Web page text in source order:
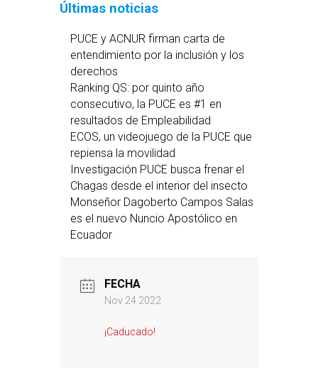
Últimas noticias
PUCE y ACNUR firman carta de
entendimiento por la inclusión y los
derechos
Ranking QS: por quinto año
consecutivo, la PUCE es #1 en
resultados de Empleabilidad
ECOS, un videojuego de la PUCE que
repiensa la movilidad
Investigación PUCE busca frenar el
Chagas desde el interior del insecto
Monseñor Dagoberto Campos Salas
es el nuevo Nuncio Apostólico en
Ecuador
FECHA
Nov 24 2022
¡Caducado!